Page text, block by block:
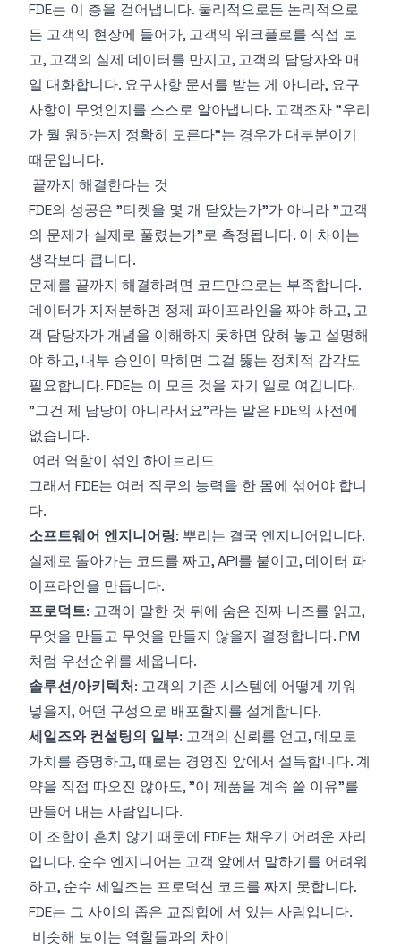
FDE는 이 층을 걷어냅니다. 물리적으로든 논리적으로
든 고객의 현장에 들어가, 고객의 워크플로를 직접 보
고, 고객의 실제 데이터를 만지고, 고객의 담당자와 매
일 대화합니다. 요구사항 문서를 받는 게 아니라, 요구
사항이 무엇인지를 스스로 알아냅니다. 고객조차 "우리
가 뭘 원하는지 정확히 모른다"는 경우가 대부분이기
때문입니다.
끝까지 해결한다는 것
FDE의 성공은 "티켓을 몇 개 닫았는가"가 아니라 "고객
의 문제가 실제로 풀렸는가"로 측정됩니다. 이 차이는
생각보다 큽니다.
문제를 끝까지 해결하려면 코드만으로는 부족합니다.
데이터가 지저분하면 정제 파이프라인을 짜야 하고, 고
객 담당자가 개념을 이해하지 못하면 앉혀 놓고 설명해
야 하고, 내부 승인이 막히면 그걸 뚫는 정치적 감각도
필요합니다. FDE는 이 모든 것을 자기 일로 여깁니다.
"그건 제 담당이 아니라서요"라는 말은 FDE의 사전에
없습니다.
여러 역할이 섞인 하이브리드
그래서 FDE는 여러 직무의 능력을 한 몸에 섞어야 합니
다.
소프트웨어 엔지니어링: 뿌리는 결국 엔지니어입니다.
실제로 돌아가는 코드를 짜고, API를 붙이고, 데이터 파
이프라인을 만듭니다.
프로덕트: 고객이 말한 것 뒤에 숨은 진짜 니즈를 읽고,
무엇을 만들고 무엇을 만들지 않을지 결정합니다. PM
처럼 우선순위를 세웁니다.
솔루션/아키텍처: 고객의 기존 시스템에 어떻게 끼워
넣을지, 어떤 구성으로 배포할지를 설계합니다.
세일즈와 컨설팅의 일부: 고객의 신뢰를 얻고, 데모로
가치를 증명하고, 때로는 경영진 앞에서 설득합니다. 계
약을 직접 따오진 않아도, "이 제품을 계속 쓸 이유"를
만들어 내는 사람입니다.
이 조합이 흔치 않기 때문에 FDE는 채우기 어려운 자리
입니다. 순수 엔지니어는 고객 앞에서 말하기를 어려워
하고, 순수 세일즈는 프로덕션 코드를 짜지 못합니다.
FDE는 그 사이의 좁은 교집합에 서 있는 사람입니다.
비슷해 보이는 역할들과의 차이